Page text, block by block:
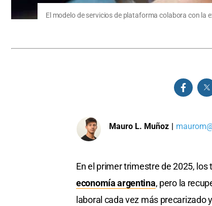
El modelo de servicios de plataforma colabora con
Mauro L. Muñoz |
En el primer trimestre de 2025,
economía argentina, pero la
laboral cada vez más precarizado